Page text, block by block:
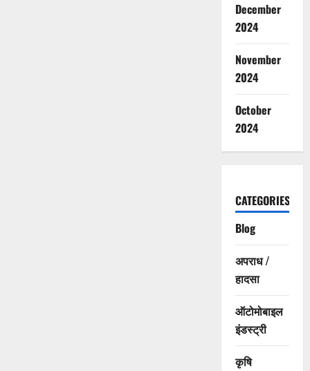
December
2024
November
2024
October
2024
CATEGORIES
Blog
अपराध /
हादसा
ऑटोमोबाइल
इंडस्ट्री
कृषि